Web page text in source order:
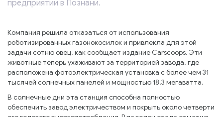
предприятий в Познани.
Компания решила отказаться от использования
роботизированных газонокосилок и привлекла для этой
задачи сотню овец, как сообщает издание Carscoops. Эти
животные теперь ухаживают за территорией завода, где
расположена фотоэлектрическая установка с более чем 31
тысячей солнечных панелей и мощностью 18,3 мегаватта.
В солнечные дни эта станция способна полностью
обеспечить завод электричеством и покрыть около четверти